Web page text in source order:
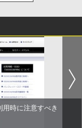
時に注意すべき